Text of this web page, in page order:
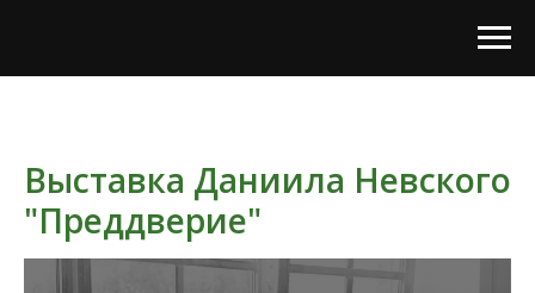
Выставка Даниила Невского
"Преддверие"